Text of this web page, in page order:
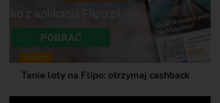
RABATY
Tanie loty na Flipo: otrzymaj cashback